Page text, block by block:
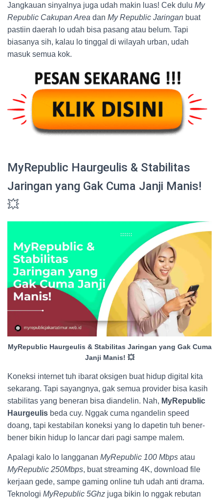
Jangkauan sinyalnya juga udah makin luas! Cek dulu My
Republic Cakupan Area dan My Republic Jaringan buat
pastiin daerah lo udah bisa pasang atau belum. Tapi
biasanya sih, kalau lo tinggal di wilayah urban, udah
masuk semua kok.
MyRepublic Haurgeulis & Stabilitas
Jaringan yang Gak Cuma Janji Manis!
💥
MyRepublic Haurgeulis & Stabilitas Jaringan yang Gak Cuma
Janji Manis! 💥
Koneksi internet tuh ibarat oksigen buat hidup digital kita
sekarang. Tapi sayangnya, gak semua provider bisa kasih
stabilitas yang beneran bisa diandelin. Nah, MyRepublic
Haurgeulis beda cuy. Nggak cuma ngandelin speed
doang, tapi kestabilan koneksi yang lo dapetin tuh bener-
bener bikin hidup lo lancar dari pagi sampe malem.
Apalagi kalo lo langganan MyRepublic 100 Mbps atau
MyRepublic 250Mbps, buat streaming 4K, download file
kerjaan gede, sampe gaming online tuh udah anti drama.
Teknologi MyRepublic 5Ghz juga bikin lo nggak rebutan